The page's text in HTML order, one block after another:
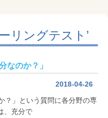
リングテスト’
なのか？」
2018-04-26
？」という質問に各分野の専
、充分で